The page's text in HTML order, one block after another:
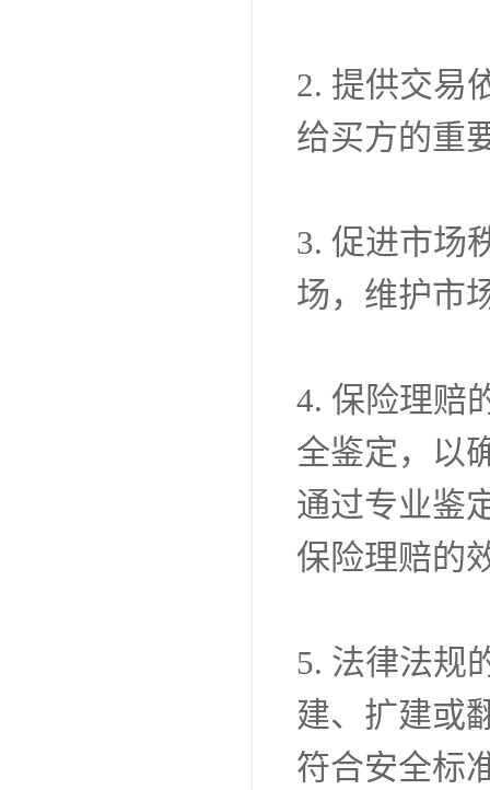
2. 提供交易
给买方的重
3. 促进市场
场，维护市
4. 保险理赔
全鉴定，以
通过专业鉴
保险理赔的
5. 法律法规
建、扩建或
符合安全标